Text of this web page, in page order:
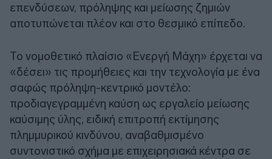
επενδύσεων, πρόληψης και μείωσης ζημιών
αποτυπώνεται πλέον και στο θεσμικό επίπεδο.
Το νομοθετικό πλαίσιο «Ενεργή Μάχη» έρχεται να
«δέσει» τις προμήθειες και την τεχνολογία με ένα
σαφώς πρόληψη-κεντρικό μοντέλο:
προδιαγεγραμμένη καύση ως εργαλείο μείωσης
καύσιμης ύλης, ειδική επιτροπή εκτίμησης
πλημμυρικού κινδύνου, αναβαθμισμένο
συντονιστικό σχήμα με επιχειρησιακά κέντρα σε